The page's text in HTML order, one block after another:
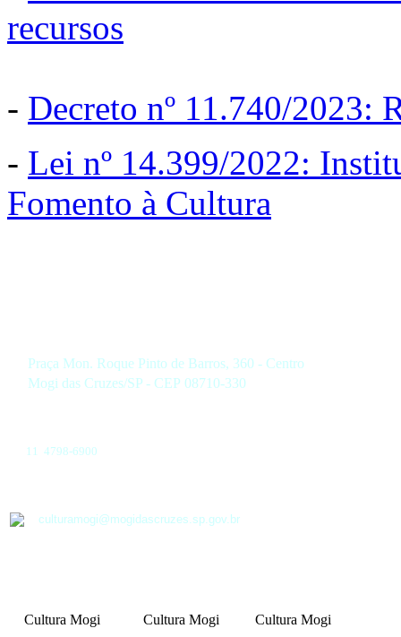
recursos
- Decreto nº 11.740/2023:
- Lei nº 14.399/2022:
Fomento à Cultura
Praça Mon. Roque Pinto de Barros, 360 - Centro
Mogi das Cruzes/SP - CEP 08710-330
11 4798-6900
culturamogi@mogidascruzes.sp.gov.br
Cultura Mogi Cultura Mogi Cultura Mogi